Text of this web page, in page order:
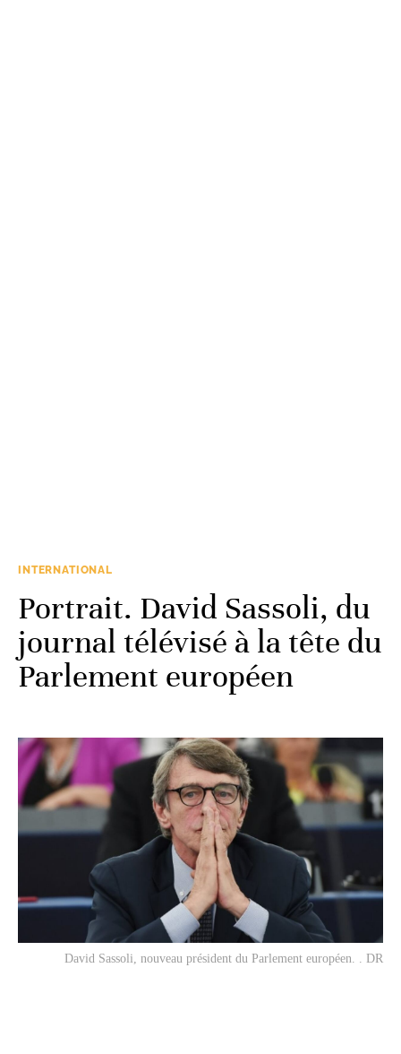
INTERNATIONAL
Portrait. David Sassoli, du
journal télévisé à la tête du
Parlement européen
David Sassoli, nouveau président du Parlement européen. . DR